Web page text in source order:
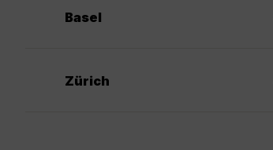
Basel
Zürich